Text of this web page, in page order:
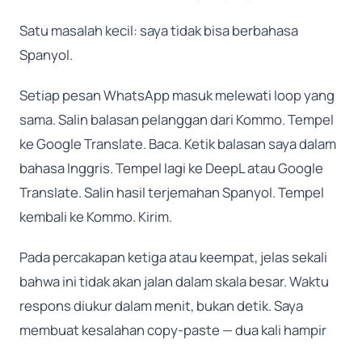
Satu masalah kecil: saya tidak bisa berbahasa
Spanyol.
Setiap pesan WhatsApp masuk melewati loop yang
sama. Salin balasan pelanggan dari Kommo. Tempel
ke Google Translate. Baca. Ketik balasan saya dalam
bahasa Inggris. Tempel lagi ke DeepL atau Google
Translate. Salin hasil terjemahan Spanyol. Tempel
kembali ke Kommo. Kirim.
Pada percakapan ketiga atau keempat, jelas sekali
bahwa ini tidak akan jalan dalam skala besar. Waktu
respons diukur dalam menit, bukan detik. Saya
membuat kesalahan copy-paste — dua kali hampir